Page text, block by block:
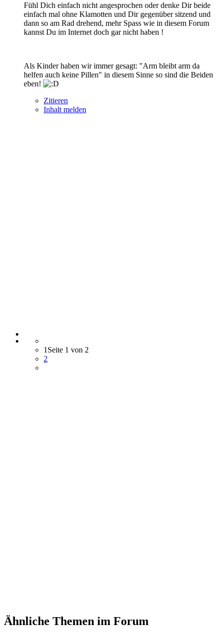
Fühl Dich einfach nicht angesprochen oder denke Dir beide
einfach mal ohne Klamotten und Dir gegenüber sitzend und
dann so am Rad drehend, mehr Spass wie in diesem Forum
kannst Du im Internet doch gar nicht haben !
Als Kinder haben wir immer gesagt: "Arm bleibt arm da
helfen auch keine Pillen" in diesem Sinne so sind die Beiden
eben!
Zitieren
Inhalt melden
1 Seite 1 von 2
2
Ähnliche Themen im Forum